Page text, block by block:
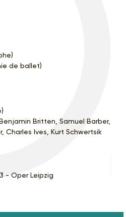
de ballet)
Britten, Samuel Barber,
Charles Ives, Kurt Schwertsik
- Oper Leipzig